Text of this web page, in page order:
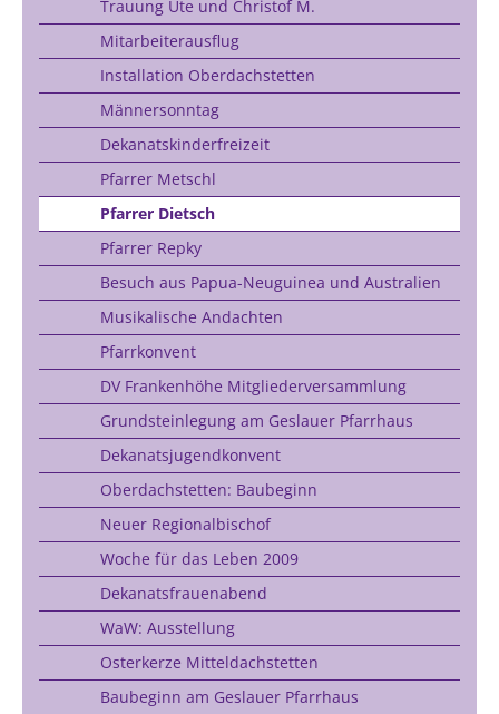
Trauung Ute und Christof M.
Mitarbeiterausflug
Installation Oberdachstetten
Männersonntag
Dekanatskinderfreizeit
Pfarrer Metschl
Pfarrer Dietsch
Pfarrer Repky
Besuch aus Papua-Neuguinea und Australien
Musikalische Andachten
Pfarrkonvent
DV Frankenhöhe Mitgliederversammlung
Grundsteinlegung am Geslauer Pfarrhaus
Dekanatsjugendkonvent
Oberdachstetten: Baubeginn
Neuer Regionalbischof
Woche für das Leben 2009
Dekanatsfrauenabend
WaW: Ausstellung
Osterkerze Mitteldachstetten
Baubeginn am Geslauer Pfarrhaus